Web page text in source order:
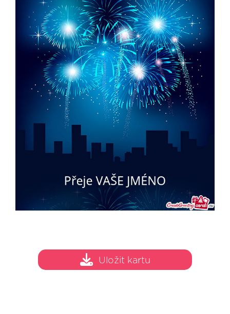
Uložit kartu